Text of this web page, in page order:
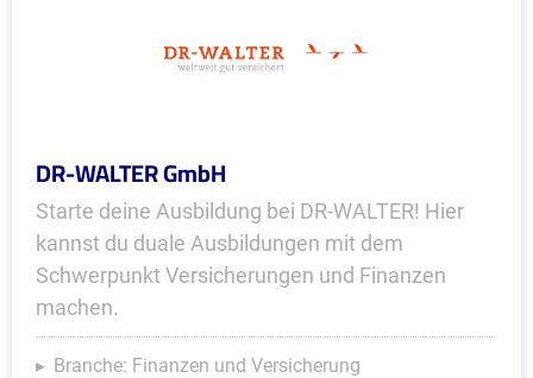
DR-WALTER GmbH
Starte deine Ausbildung bei DR-WALTER! Hier
kannst du duale Ausbildungen mit dem
Schwerpunkt Versicherungen und Finanzen
machen.
Branche: Finanzen und Versicherung